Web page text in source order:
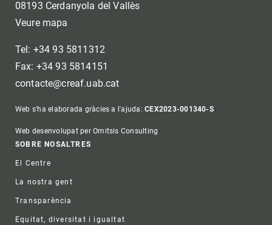
08193 Cerdanyola del Vallès
Veure mapa
Tel: +34 93 5811312
Fax: +34 93 5814151
contacte@creaf.uab.cat
Web s'ha elaborada gràcies a l'ajuda:CEX2023-001340-S
Web desenvolupat per Omitsis Consulting
Footer
SOBRE NOSALTRES
El Centre
La nostra gent
Transparència
Equitat, diversitat i igualtat